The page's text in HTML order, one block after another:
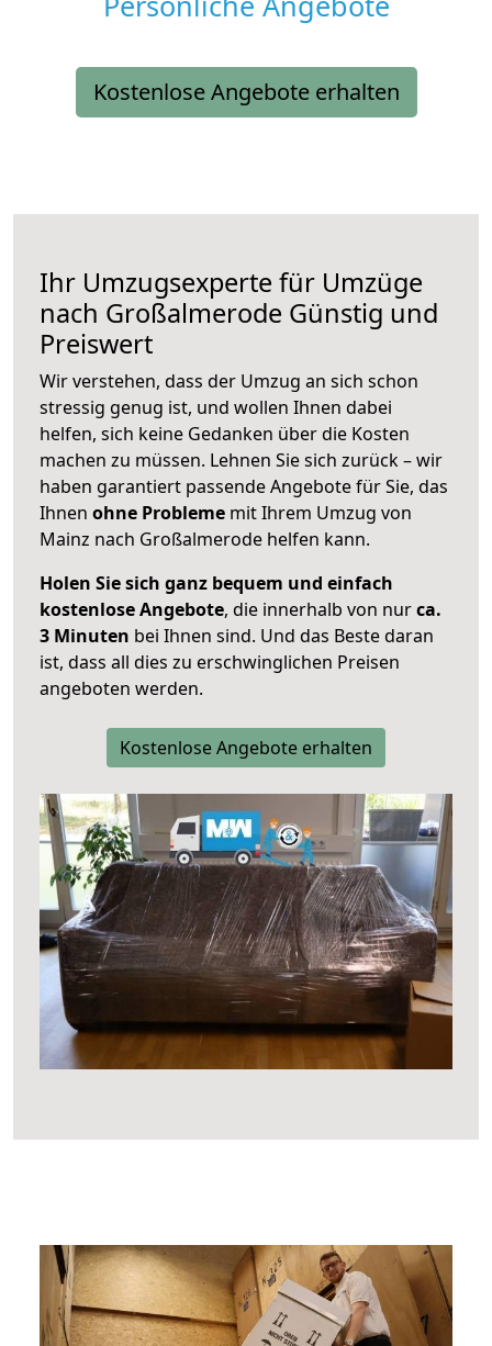
Kostenlose Angebote erhalten
Ihr Umzugsexperte für Umzüge
nach Großalmerode Günstig und
Preiswert
Wir verstehen, dass der Umzug an sich schon
stressig genug ist, und wollen Ihnen dabei
helfen, sich keine Gedanken über die Kosten
machen zu müssen. Lehnen Sie sich zurück – wir
haben garantiert passende Angebote für Sie, das
Ihnen ohne Probleme mit Ihrem Umzug von
Mainz nach Großalmerode helfen kann.
Holen Sie sich ganz bequem und einfach
kostenlose Angebote, die innerhalb von nurca.
3 Minuten bei Ihnen sind. Und das Beste daran
ist, dass all dies zu erschwinglichen Preisen
angeboten werden.
Kostenlose Angebote erhalten